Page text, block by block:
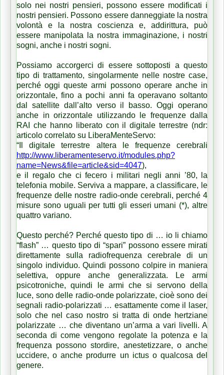
solo nei nostri pensieri, possono essere modificati i
nostri pensieri. Possono essere danneggiate la nostra
volontà e la nostra coscienza e, addirittura, può
essere manipolata la nostra immaginazione, i nostri
sogni, anche i nostri sogni.
Possiamo accorgerci di essere sottoposti a questo
tipo di trattamento, singolarmente nelle nostre case,
perché oggi queste armi possono operare anche in
orizzontale, fino a pochi anni fa operavano soltanto
dal satellite dall’alto verso il basso. Oggi operano
anche in orizzontale utilizzando le frequenze dalla
RAI che hanno liberato con il digitale terrestre (ndr:
articolo correlato su LiberaMenteServo:
“Il digitale terrestre altera le frequenze cerebrali
http://www.liberamenteservo.it/modules.php?
name=News&file=article&sid=4047),
e il regalo che ci fecero i militari negli anni ’80, la
telefonia mobile. Serviva a mappare, a classificare, le
frequenze delle nostre radio-onde cerebrali, perché 4
misure sono uguali per tutti gli esseri umani (*), altre
quattro variano.
Questo perché? Perché questo tipo di … io li chiamo
“flash” … questo tipo di “spari” possono essere mirati
direttamente sulla radiofrequenza cerebrale di un
singolo individuo. Quindi possono colpire in maniera
selettiva, oppure anche generalizzata. Le armi
psicotroniche, quindi le armi che si servono della
luce, sono delle radio-onde polarizzate, cioè sono dei
segnali radio-polarizzati … esattamente come il laser,
solo che nel caso nostro si tratta di onde hertziane
polarizzate … che diventano un’arma a vari livelli. A
seconda di come vengono regolate la potenza e la
frequenza possono stordire, anestetizzare, o anche
uccidere, o anche produrre un ictus o qualcosa del
genere.